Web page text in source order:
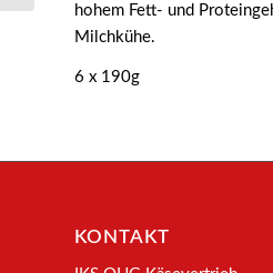
hohem Fett- und
Milchkühe.
6 x 190g
KONTAKT